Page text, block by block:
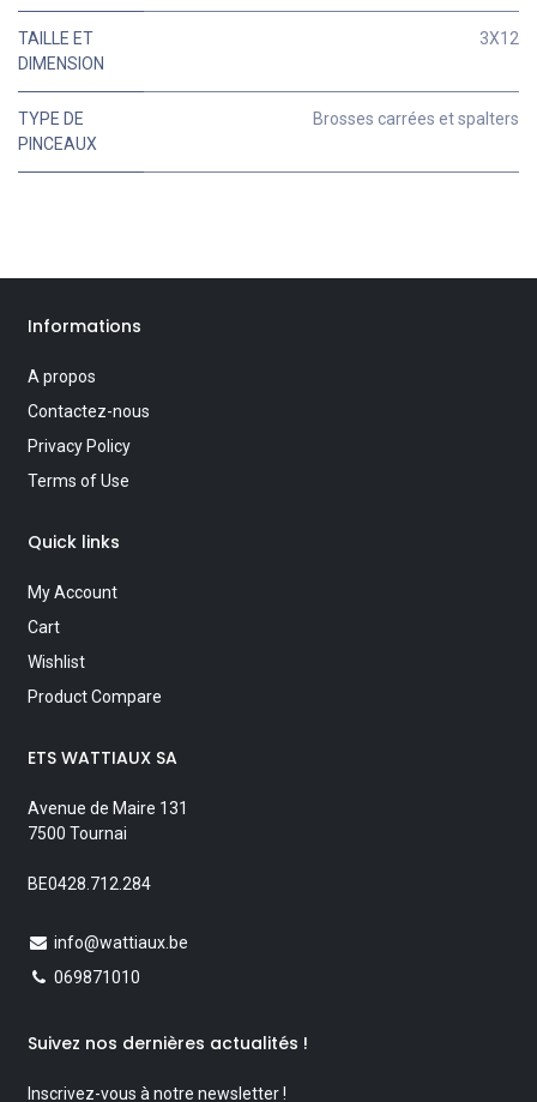
TAILLE ET
DIMENSION
3X12
TYPE DE
PINCEAUX
Brosses carrées et spalters
Informations
A propos
Contactez-nous
Privacy Policy
Terms of Use
Quick links
My Account
Cart
Wishlist
Product Compare
ETS WATTIAUX SA
Avenue de Maire 131
7500 Tournai
BE0428.712.284
info@wattiaux.be
069871010
Suivez nos dernières actualités !
Inscrivez-vous à notre newsletter !